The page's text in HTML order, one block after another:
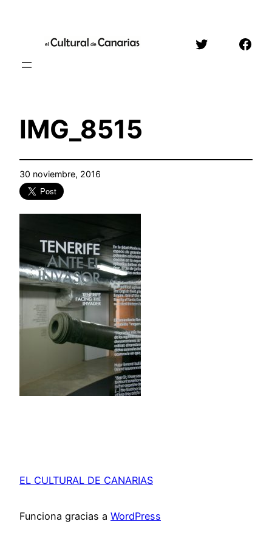
contenido
Twitter
IMG_8515
30 noviembre, 2016
EL CULTURAL DE CANARIAS
Funciona gracias a WordPress